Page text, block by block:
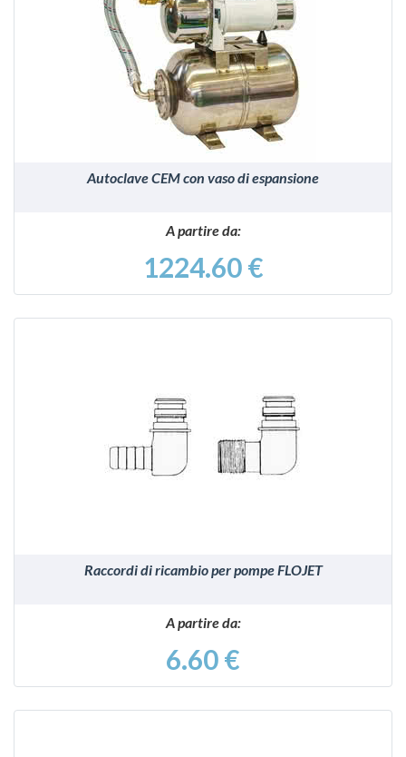
VEDI
Autoclave CEM con vaso di espansione
A partire da:
1224.60 €
VEDI
Raccordi di ricambio per pompe FLOJET
A partire da:
6.60 €